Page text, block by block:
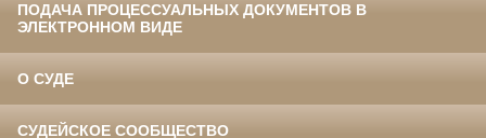
ПОДАЧА ПРОЦЕССУАЛЬНЫХ ДОКУМЕНТОВ В
ЭЛЕКТРОННОМ ВИДЕ
О СУДЕ
СУДЕЙСКОЕ СООБЩЕСТВО